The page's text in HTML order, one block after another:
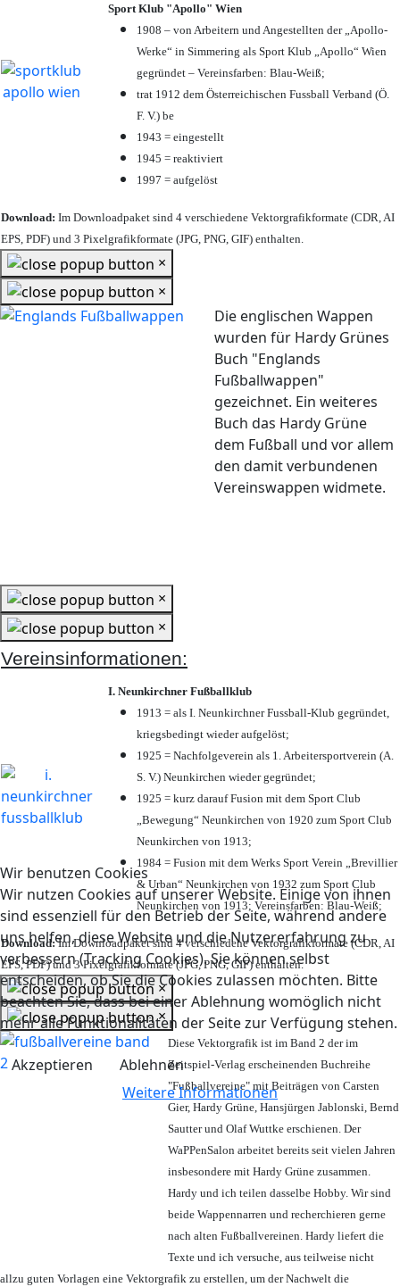
Wir benutzen Cookies
Wir nutzen Cookies auf unserer Website. Einige von ihnen
sind essenziell für den Betrieb der Seite, während andere
uns helfen, diese Website und die Nutzererfahrung zu
verbessern (Tracking Cookies). Sie können selbst
entscheiden, ob Sie die Cookies zulassen möchten. Bitte
beachten Sie, dass bei einer Ablehnung womöglich nicht
mehr alle Funktionalitäten der Seite zur Verfügung stehen.
Akzeptieren
Ablehnen
Weitere Informationen
Sport Klub "Apollo" Wien
1908 – von Arbeitern und Angestellten der „Apollo-
Werke“ in Simmering als Sport Klub „Apollo“ Wien
gegründet – Vereinsfarben: Blau-Weiß;
trat 1912 dem Österreichischen Fussball Verband (Ö.
F. V.) be
1943 = eingestellt
1945 = reaktiviert
1997 = aufgelöst
Download: Im Downloadpaket sind 4 verschiedene Vektorgrafikformate (CDR, AI
EPS, PDF) und 3 Pixelgrafikformate (JPG, PNG, GIF) enthalten.
×
×
Die englischen Wappen
wurden für Hardy Grünes
Buch "Englands
Fußballwappen"
gezeichnet. Ein weiteres
Buch das Hardy Grüne
dem Fußball und vor allem
den damit verbundenen
Vereinswappen widmete.
×
×
Vereinsinformationen:
I. Neunkirchner Fußballklub
1913 = als I. Neunkirchner Fussball-Klub gegründet,
kriegsbedingt wieder aufgelöst;
1925 = Nachfolgeverein als 1. Arbeitersportverein (A.
S. V.) Neunkirchen wieder gegründet;
1925 = kurz darauf Fusion mit dem Sport Club
„Bewegung“ Neunkirchen von 1920 zum Sport Club
Neunkirchen von 1913;
1984 = Fusion mit dem Werks Sport Verein „Brevillier
& Urban“ Neunkirchen von 1932 zum Sport Club
Neunkirchen von 1913; Vereinsfarben: Blau-Weiß;
Download:Im Downloadpaket sind 4 verschiedene Vektorgrafikformate (CDR, AI
EPS, PDF) und 3 Pixelgrafikformate (JPG, PNG, GIF) enthalten.
×
×
Diese Vektorgrafik ist im Band 2 der im
Zeitspiel-Verlag erscheinenden Buchreihe
"Fußballvereine" mit Beiträgen von Carsten
Gier, Hardy Grüne, Hansjürgen Jablonski, Bernd
Sautter und Olaf Wuttke erschienen. Der
WaPPenSalon arbeitet bereits seit vielen Jahren
insbesondere mit Hardy Grüne zusammen.
Hardy und ich teilen dasselbe Hobby. Wir sind
beide Wappennarren und recherchieren gerne
nach alten Fußballvereinen. Hardy liefert die
Texte und ich versuche, aus teilweise nicht
allzu guten Vorlagen eine Vektorgrafik zu erstellen, um der Nachwelt die